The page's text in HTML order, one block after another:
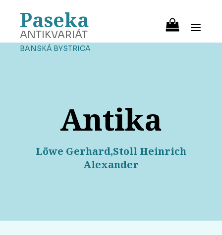
Paseka
ANTIKVARIÁT
BANSKÁ BYSTRICA
Antika
Löwe Gerhard,Stoll Heinrich
Alexander